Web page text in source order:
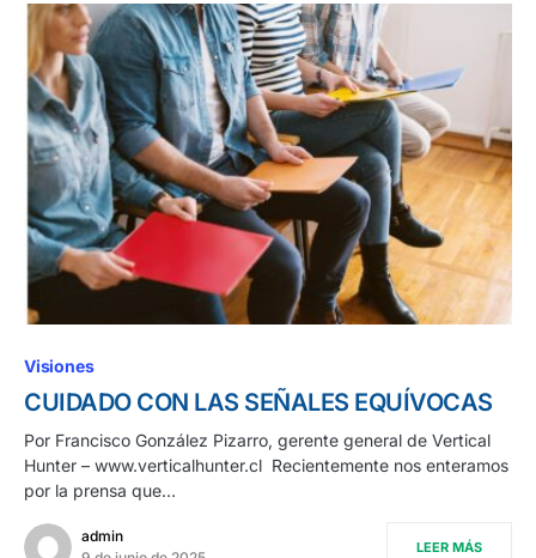
Visiones
CUIDADO CON LAS SEÑALES EQUÍVOCAS
Por Francisco González Pizarro, gerente general de Vertical
Hunter – www.verticalhunter.cl Recientemente nos enteramos
por la prensa que…
admin
LEER MÁS